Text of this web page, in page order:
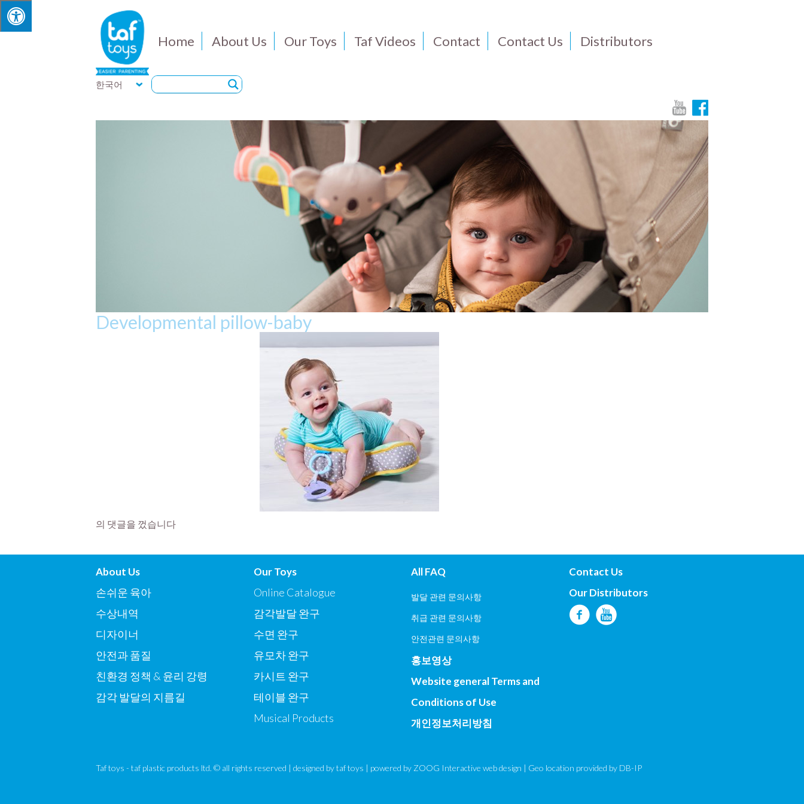
Home About Us Our Toys Taf Videos Contact Contact Us Distributors
한국어
Developmental pillow-baby
의 댓글을 껐습니다
About Us
손쉬운 육아
수상내역
디자이너
안전과 품질
친환경 정책 & 윤리 강령
감각 발달의 지름길
Our Toys
Online Catalogue
감각발달 완구
수면 완구
유모차 완구
카시트 완구
테이블 완구
Musical Products
All FAQ
발달 관련 문의사항
취급 관련 문의사항
안전관련 문의사항
홍보영상
Website general Terms and
Conditions of Use
개인정보처리방침
Contact Us
Our Distributors
Taf toys - taf plastic products ltd. © all rights reserved | designed bytaf toys | powered by ZOOG Interactive web design | Geo location provided by DB-IP